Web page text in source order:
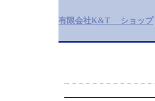
有限会社K&T ショップ